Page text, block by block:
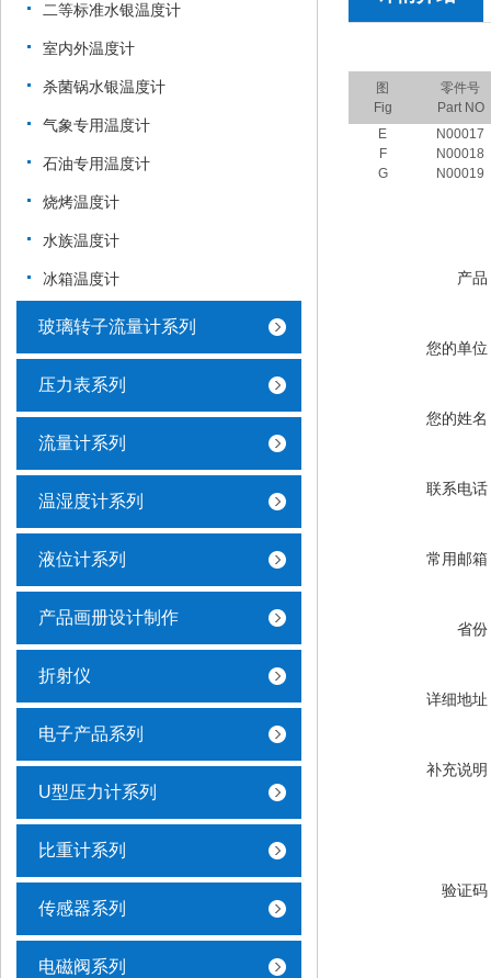
二等标准水银温度计
室内外温度计
杀菌锅水银温度计
气象专用温度计
石油专用温度计
烧烤温度计
水族温度计
冰箱温度计
玻璃转子流量计系列
压力表系列
流量计系列
温湿度计系列
液位计系列
产品画册设计制作
折射仪
电子产品系列
U型压力计系列
比重计系列
传感器系列
电磁阀系列
图
Fig
零件号
Part NO
E
N00017
F
N00018
G
N00019
产品
您的单位
您的姓名
联系电话
常用邮箱
省份
详细地址
补充说明
验证码